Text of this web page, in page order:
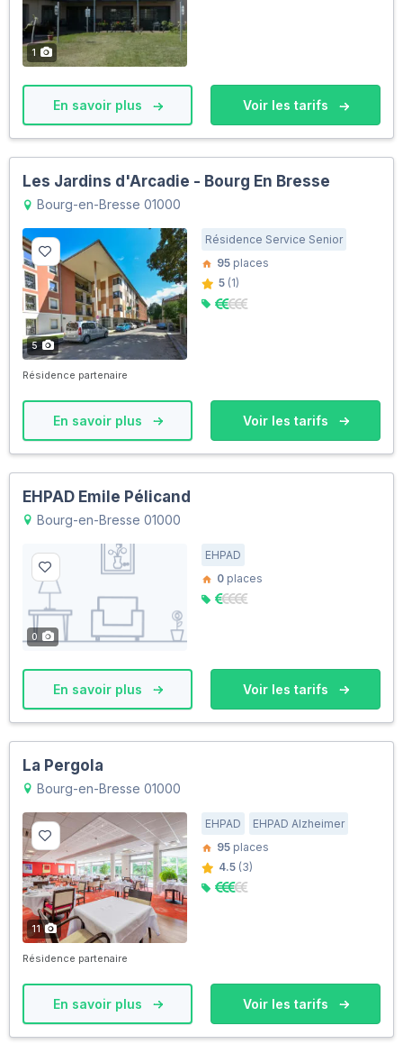
1
En savoir plus Voir les tarifs
Les Jardins d'Arcadie - Bourg En Bresse
Bourg-en-Bresse 01000
5
Résidence Service Senior
95 places
5 (1)
Résidence partenaire
En savoir plus Voir les tarifs
EHPAD Emile Pélicand
Bourg-en-Bresse 01000
0
EHPAD
0 places
En savoir plus Voir les tarifs
La Pergola
Bourg-en-Bresse 01000
11
EHPAD
EHPAD Alzheimer
95 places
4.5 (3)
Résidence partenaire
En savoir plus Voir les tarifs